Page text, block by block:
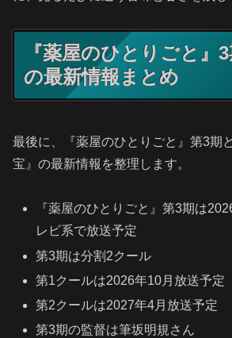
『薬屋のひとりごと』
の最新情報まとめ
最後に、『薬屋のひとりごと』第3期
宝』の最新情報を整理します。
『薬屋のひとりごと』第3期は
レビ系で放送予定
第3期は分割2クール
第1クールは2026年10月放送予定
第2クールは2027年4月放送予定
第3期の監督は筆坂明規さん